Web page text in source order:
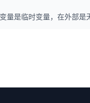
是临时变量，在外部是